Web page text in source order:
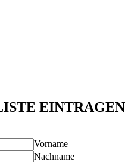
EINTRAGEN
Vorname
Nachname